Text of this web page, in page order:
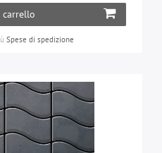
Spese di spedizione